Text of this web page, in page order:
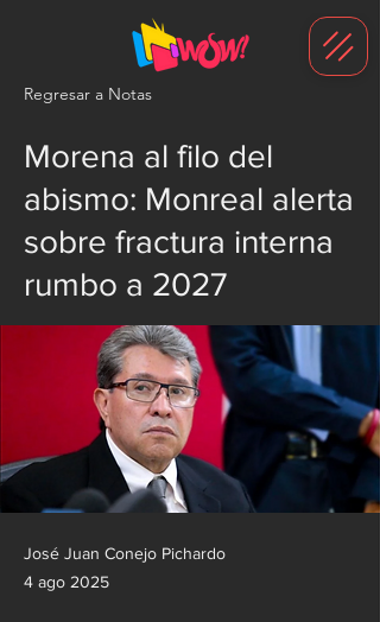
Regresar a Notas
Morena al filo del
abismo: Monreal alerta
sobre fractura interna
rumbo a 2027
José Juan Conejo Pichardo
4 ago 2025